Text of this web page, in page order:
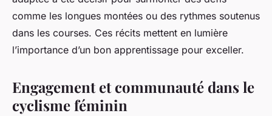
comme les longues montées ou des rythmes soutenus
dans les courses. Ces récits mettent en lumière
l’importance d’un bon apprentissage pour exceller.
Engagement et communauté dans le
cyclisme féminin